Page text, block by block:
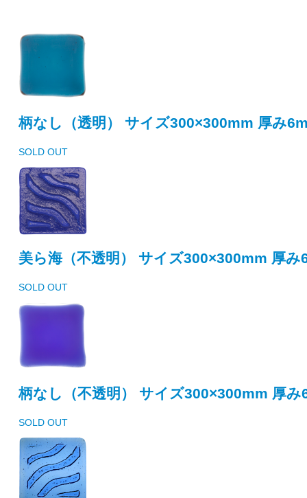
柄なし（透明） サイズ300×300mm 厚み
SOLD OUT
美ら海（不透明） サイズ300×300mm 厚み
SOLD OUT
柄なし（不透明） サイズ300×300mm 厚み
SOLD OUT